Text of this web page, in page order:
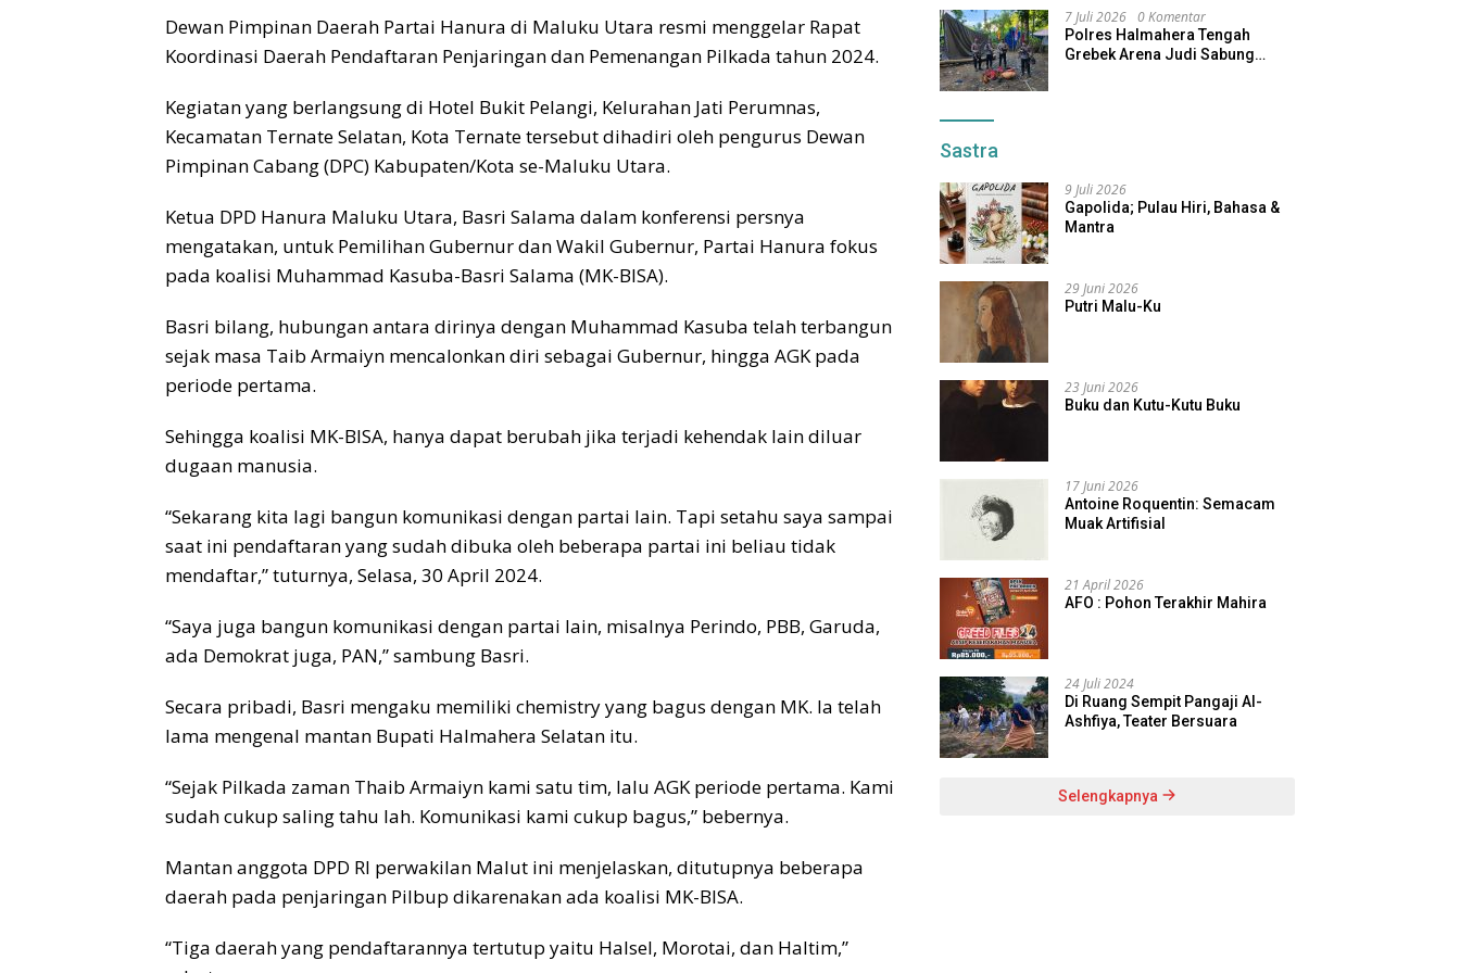
Dewan Pimpinan Daerah Partai Hanura di Maluku Utara resmi menggelar Rapat
Koordinasi Daerah Pendaftaran Penjaringan dan Pemenangan Pilkada tahun 2024.
Kegiatan yang berlangsung di Hotel Bukit Pelangi, Kelurahan Jati Perumnas,
Kecamatan Ternate Selatan, Kota Ternate tersebut dihadiri oleh pengurus Dewan
Pimpinan Cabang (DPC) Kabupaten/Kota se-Maluku Utara.
Ketua DPD Hanura Maluku Utara, Basri Salama dalam konferensi persnya
mengatakan, untuk Pemilihan Gubernur dan Wakil Gubernur, Partai Hanura fokus
pada koalisi Muhammad Kasuba-Basri Salama (MK-BISA).
Basri bilang, hubungan antara dirinya dengan Muhammad Kasuba telah terbangun
sejak masa Taib Armaiyn mencalonkan diri sebagai Gubernur, hingga AGK pada
periode pertama.
Sehingga koalisi MK-BISA, hanya dapat berubah jika terjadi kehendak lain diluar
dugaan manusia.
“Sekarang kita lagi bangun komunikasi dengan partai lain. Tapi setahu saya sampai
saat ini pendaftaran yang sudah dibuka oleh beberapa partai ini beliau tidak
mendaftar,” tuturnya, Selasa, 30 April 2024.
“Saya juga bangun komunikasi dengan partai lain, misalnya Perindo, PBB, Garuda,
ada Demokrat juga, PAN,” sambung Basri.
Secara pribadi, Basri mengaku memiliki chemistry yang bagus dengan MK. Ia telah
lama mengenal mantan Bupati Halmahera Selatan itu.
“Sejak Pilkada zaman Thaib Armaiyn kami satu tim, lalu AGK periode pertama. Kami
sudah cukup saling tahu lah. Komunikasi kami cukup bagus,” bebernya.
Mantan anggota DPD RI perwakilan Malut ini menjelaskan, ditutupnya beberapa
daerah pada penjaringan Pilbup dikarenakan ada koalisi MK-BISA.
“Tiga daerah yang pendaftarannya tertutup yaitu Halsel, Morotai, dan Haltim,”
7 Juli 2026 0 Komentar
Polres Halmahera Tengah
Grebek Arena Judi Sabung
Sastra
9 Juli 2026
Gapolida; Pulau Hiri, Bahasa &
Mantra
29 Juni 2026
Putri Malu-Ku
23 Juni 2026
Buku dan Kutu-Kutu Buku
17 Juni 2026
Antoine Roquentin: Semacam
Muak Artifisial
21 April 2026
AFO : Pohon Terakhir Mahira
24 Juli 2024
Di Ruang Sempit Pangaji Al-
Ashfiya, Teater Bersuara
Selengkapnya